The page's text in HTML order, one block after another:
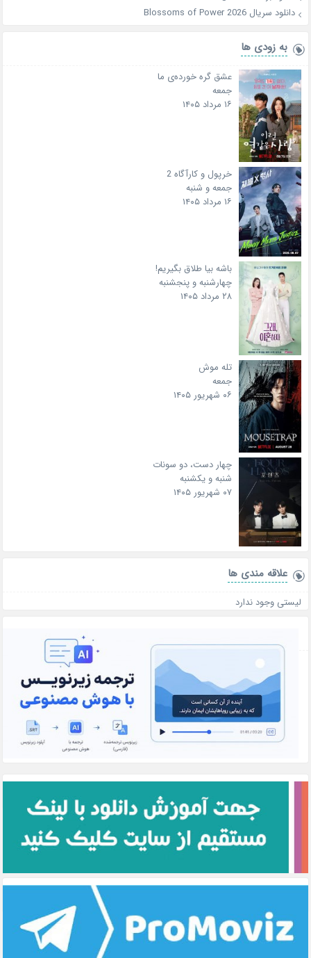
دانلود سریال Blossoms of Power 2026
به زودی ها
عشق گره خورده‌ی ما
جمعه
۱۶ مرداد ۱۴۰۵
خرپول و کارآگاه 2
جمعه و شنبه
۱۶ مرداد ۱۴۰۵
باشه بیا طلاق بگیریم!
چهارشنبه و پنجشنبه
۲۸ مرداد ۱۴۰۵
تله موش
جمعه
۰۶ شهریور ۱۴۰۵
چهار دست، دو سونات
شنبه و یکشنبه
۰۷ شهریور ۱۴۰۵
علاقه‌ مندی ها
لیستی وجود ندارد